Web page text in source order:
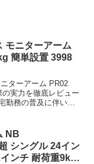
モニターアーム
簡単設置 3998
ターアーム PR02
実力を徹底レビュー
勤務の普及に伴い、
して複数画面による
NB
シングル 24イン
ンチ 耐荷重9kg